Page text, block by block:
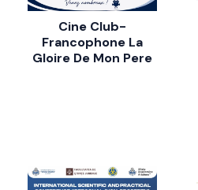
Cine Club-
Francophone La
Gloire De Mon Pere